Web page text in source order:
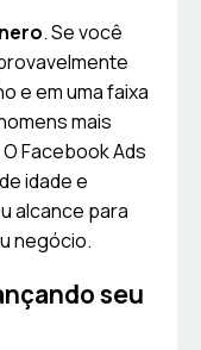
. Se você
e em uma faixa
mais
Facebook Ads
idade e
alcance para
negócio.
seu